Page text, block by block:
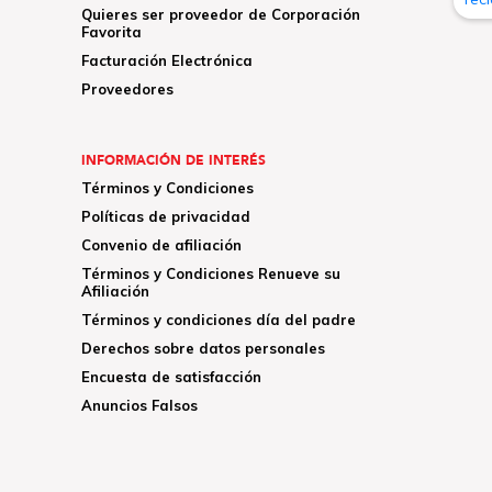
Quieres ser proveedor de Corporación
Favorita
Facturación Electrónica
Proveedores
INFORMACIÓN DE INTERÉS
Términos y Condiciones
Políticas de privacidad
Convenio de afiliación
Términos y Condiciones Renueve su
Afiliación
Términos y condiciones día del padre
Derechos sobre datos personales
Encuesta de satisfacción
Anuncios Falsos